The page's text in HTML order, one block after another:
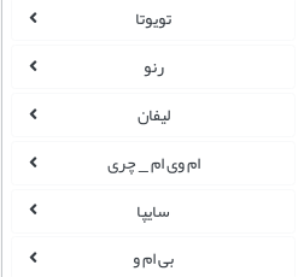
تویوتا
رنو
لیفان
ام وی ام _ چری
سایپا
بی ام و